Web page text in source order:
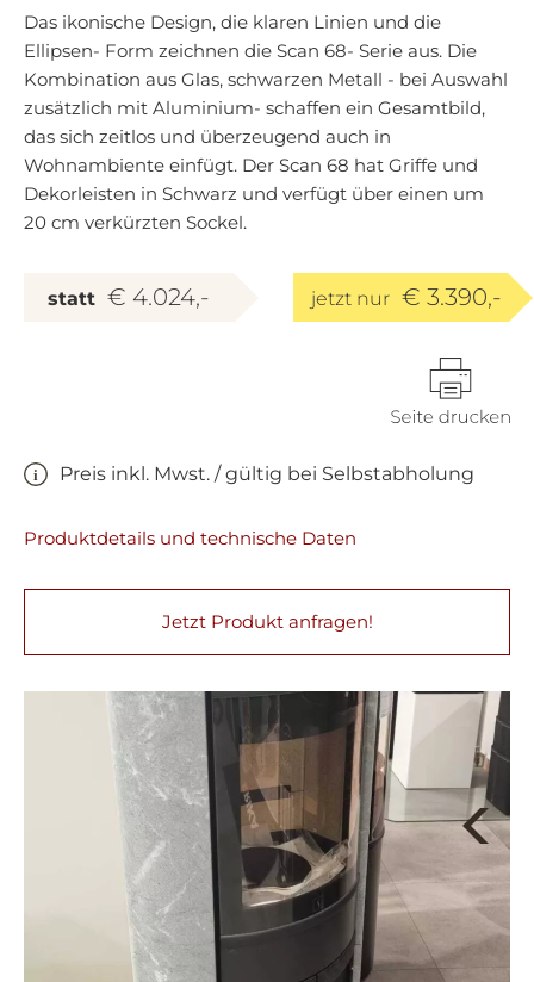
Das ikonische Design, die klaren Linien und die
Ellipsen- Form zeichnen die Scan 68- Serie aus. Die
Kombination aus Glas, schwarzen Metall - bei Auswahl
zusätzlich mit Aluminium- schaffen ein Gesamtbild,
das sich zeitlos und überzeugend auch in
Wohnambiente einfügt. Der Scan 68 hat Griffe und
Dekorleisten in Schwarz und verfügt über einen um
20 cm verkürzten Sockel.
statt € 4.024,- jetzt nur € 3.390,-
Preis inkl. Mwst. / gültig bei Selbstabholung
Produktdetails und technische Daten
Jetzt Produkt anfragen!
Next